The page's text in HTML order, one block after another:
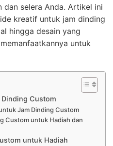
dan selera Anda. Artikel ini
kreatif untuk jam dinding
hingga desain yang
untuk
Dinding Custom
Jam Dinding Custom
Custom untuk Hadiah dan
untuk Hadiah